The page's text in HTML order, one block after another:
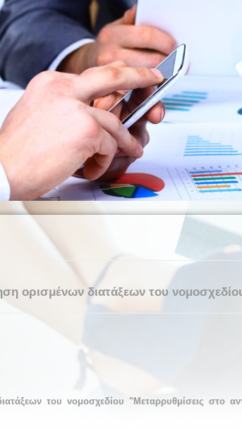
ορισμένων διατάξεων του
του νομοσχεδίου "Μεταρρυθμίσεις στο